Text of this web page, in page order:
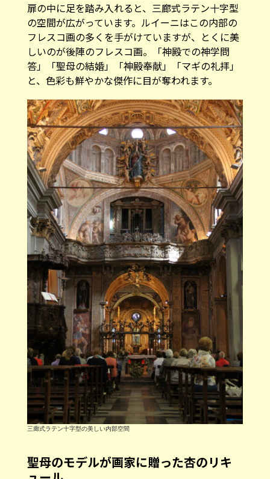
扉の中に足を踏み入れると、三廊式ラテン十字型
の空間が広がっています。ルイーニはこの内部の
フレスコ画の多くを手がけていますが、とくに美
しいのが後陣のフレスコ画。「神殿での神学問
答」「聖母の結婚」「神殿奉献」「マギの礼拝」
と、色彩も鮮やかな傑作に目が奪われます。
三廊式ラテン十字型の美しい内部空間
聖母のモデルが画家に贈った杏のリキ